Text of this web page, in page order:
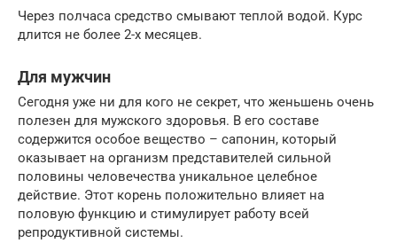
Через полчаса средство смывают теплой водой. Курс
длится не более 2-х месяцев.
Для мужчин
Сегодня уже ни для кого не секрет, что женьшень очень
полезен для мужского здоровья. В его составе
содержится особое вещество – сапонин, который
оказывает на организм представителей сильной
половины человечества уникальное целебное
действие. Этот корень положительно влияет на
половую функцию и стимулирует работу всей
репродуктивной системы.